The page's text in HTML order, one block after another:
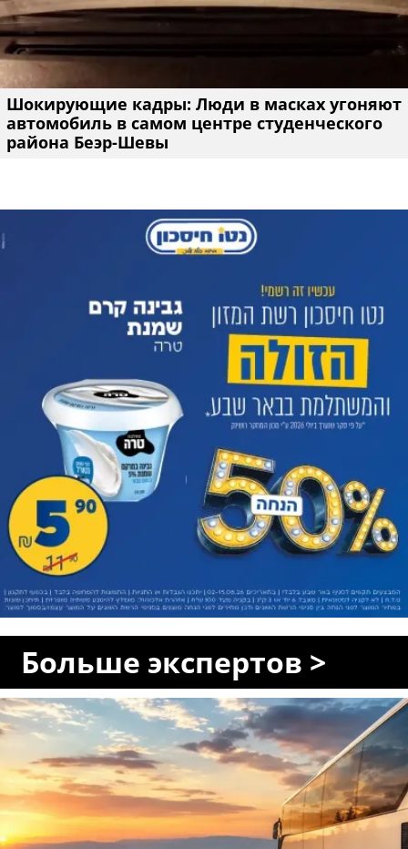
Шокирующие кадры: Люди в масках угоняют
автомобиль в самом центре студенческого
района Беэр-Шевы
Больше экспертов >